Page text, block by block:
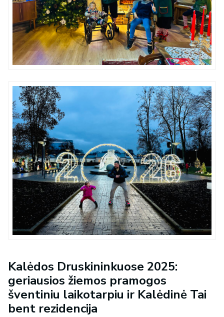
Kalėdos Druskininkuose 2025:
geriausios žiemos pramogos
šventiniu laikotarpiu ir Kalėdinė Tai
bent rezidencija